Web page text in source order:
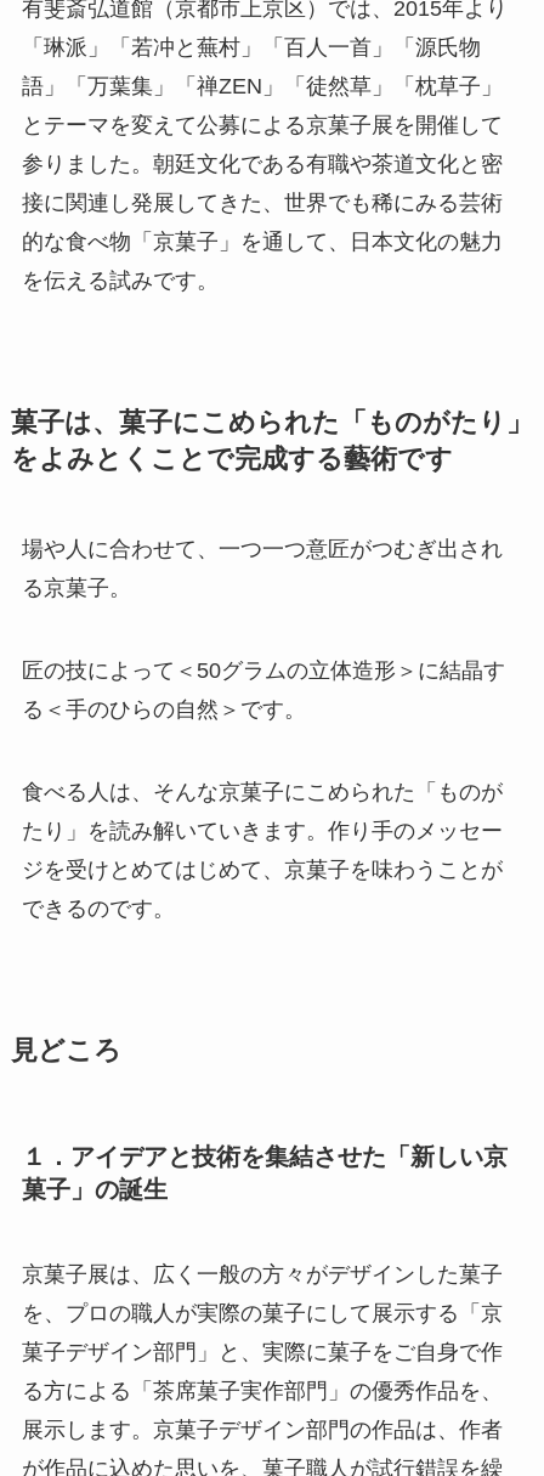
有斐斎弘道館（京都市上京区）では、2015年より
「琳派」「若冲と蕪村」「百⼈⼀⾸」「源⽒物
語」「万葉集」「禅ZEN」「徒然草」「枕草子」
とテーマを変えて公募による京菓子展を開催して
参りました。朝廷⽂化である有職や茶道⽂化と密
接に関連し発展してきた、世界でも稀にみる芸術
的な⾷べ物「京菓⼦」を通して、⽇本⽂化の魅⼒
を伝える試みです。
菓子は、菓子にこめられた「ものがたり」
をよみとくことで完成する藝術です
場や人に合わせて、一つ一つ意匠がつむぎ出され
る京菓子。
匠の技によって＜50グラムの立体造形＞に結晶す
る＜手のひらの自然＞です。
食べる人は、そんな京菓子にこめられた「ものが
たり」を読み解いていきます。作り手のメッセー
ジを受けとめてはじめて、京菓子を味わうことが
できるのです。
見どころ
１．アイデアと技術を集結させた「新しい京
菓子」の誕生
京菓子展は、広く一般の方々がデザインした菓子
を、プロの職人が実際の菓子にして展示する「京
菓子デザイン部門」と、実際に菓子をご自身で作
る方による「茶席菓子実作部門」の優秀作品を、
展示します。京菓子デザイン部門の作品は、作者
が作品に込めた思いを、菓子職人が試行錯誤を繰